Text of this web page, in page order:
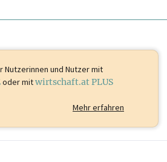
Nutzerinnen und Nutzer mit
oder mitwirtschaft.at PLUS
Mehr erfahren